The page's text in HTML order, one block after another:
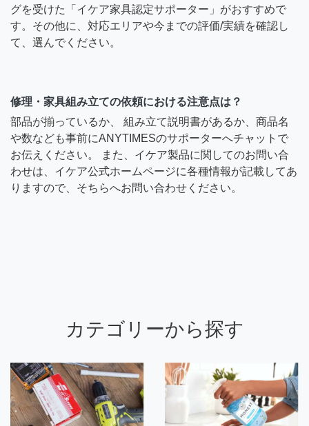
グを受けた「イケア家具認定サポーター」がおすすめで
す。その他に、対応エリアや今までの評価/実績を確認し
て、選んでください。
修理・家具組み立ての依頼における注意点は？
部品が揃っているか、 組み立て説明書があるか、商品名
や数なども事前にANYTIMESのサポーターへチャットで
お伝えください。 また、イケア製品に関してのお問い合
わせは、イケア公式ホームページに各種情報が記載してあ
りますので、そちらへお問い合わせください。
カテゴリーから探す